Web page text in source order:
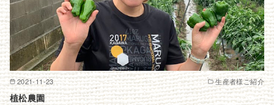
2021-11-23 生産者様ご紹介
植松農園